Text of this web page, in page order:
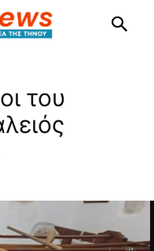
του